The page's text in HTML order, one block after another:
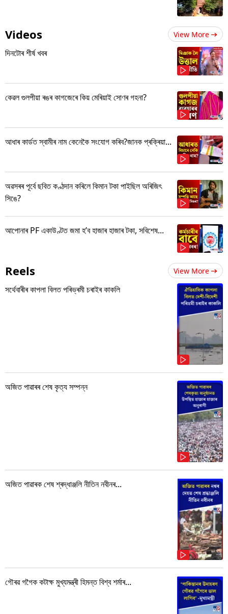
Videos View More
দিনটোৰ শীৰ্ষ খবৰ
কেৱল গুলপীয়া ৰঙৰ কাগজেৰে কিয় মেৰিয়াই সোণৰ গহনা?
আধাৰ কাৰ্ডত স্বামীৰ নাম কেনেকৈ সংযোগ কৰিব?জানক প্ৰক্ৰিয়া...
অৱসৰৰ পূৰ্বে ছবিত কণ্ঠদান কৰিলে কিমান টকা পাইছিল অৰিজিৎ
সিঙে?
আপোনাৰ PF একাউণ্টত জমা হ’ব হাজাৰ হাজাৰ টকা, সবিশেষ...
Reels View More
সৰ্থেবাৰীৰ কাপলা বিলত পৰিভ্ৰমী চৰাইৰ কাকলি
অজিত পাৱাৰৰ শেষ কৃত্য সম্পন্ন
অজিত পাৱাৰক শেষ শ্ৰদ্ধাঞ্জলি নীতিন নবীনৰ...
গৌৰৱ গগৈক কটাক্ষ মুখ্যমন্ত্ৰী হিমন্ত বিশ্ব শৰ্মাৰ...